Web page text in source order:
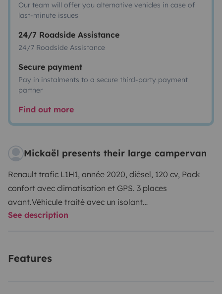
Our team will offer you alternative vehicles in case of
last-minute issues
24/7 Roadside Assistance
24/7 Roadside Assistance
Secure payment
Pay in instalments to a secure third-party payment
partner
Find out more
Mickaël presents their large campervan
Renault trafic L1H1, année 2020, diésel, 120 cv, Pack
confort avec climatisation et GPS. 3 places
avant.Véhicule traité avec un isolant
thermique.Aménagement intérieur :
voyageurs. - Coussins en mousse Haute Résilience HR
See description
Features